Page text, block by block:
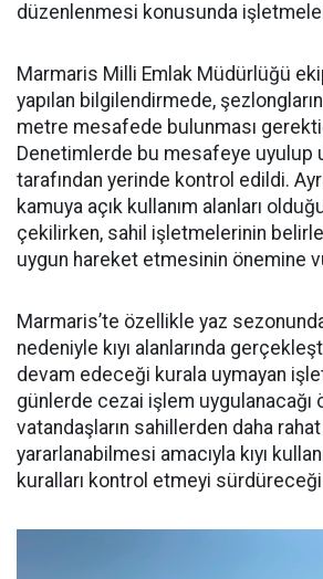
düzenlenmesi konusunda
Marmaris Milli Emlak Müdürlüğü
yapılan bilgilendirmede,
metre mesafede bulunması
Denetimlerde bu mesafeye uyulup
tarafından yerinde kontrol edildi.
kamuya açık kullanım alanları
çekilirken, sahil işletmelerinin
uygun hareket etmesinin önemine
Marmaris’te özellikle yaz
nedeniyle kıyı alanlarında
devam edeceği kurala uymayan
günlerde cezai işlem uygulanacağı
vatandaşların sahillerden daha
yararlanabilmesi amacıyla kıyı
kuralları kontrol etmeyi